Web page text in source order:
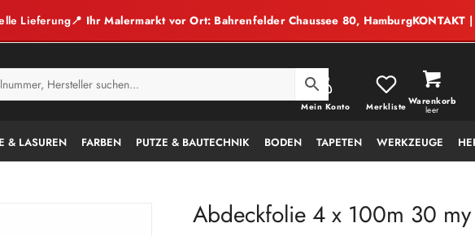
Lieferung📍 Ihr Malermarkt vor Ort: Bahrenfelder Chaussee 80, HamburgKONTAKT
Warenkorb
leer
Mein Konto Merkliste
& LASUREN FARBEN PUTZE & BAUTECHNIK BODEN TAPETEN WERKZEUGE
Abdeckfolie 4 x 100m 30 my